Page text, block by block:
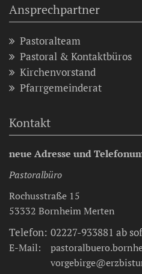
Ansprechpartner
Pastoralteam
Pastoral & Kontaktbüros
Kirchenvorstand
Pfarrgemeinderat
Kontakt
neue Adresse und
Pastoralbüro
Rochusstraße 15
53332 Bornheim Merten
Telefon: 02227-933881 ab
E-Mail: